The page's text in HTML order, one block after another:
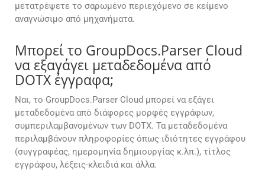
μετατρέψετε το σαρωμένο περιεχόμενο σε κείμενο
αναγνώσιμο από μηχανήματα.
Μπορεί το GroupDocs.Parser Cloud
να εξαγάγει μεταδεδομένα από
DOTX έγγραφα;
Ναι, το GroupDocs.Parser Cloud μπορεί να εξάγει
μεταδεδομένα από διάφορες μορφές εγγράφων,
συμπεριλαμβανομένων των DOTX. Τα μεταδεδομένα
περιλαμβάνουν πληροφορίες όπως ιδιότητες εγγράφου
(συγγραφέας, ημερομηνία δημιουργίας κ.λπ.), τίτλος
εγγράφου, λέξεις-κλειδιά και άλλα.